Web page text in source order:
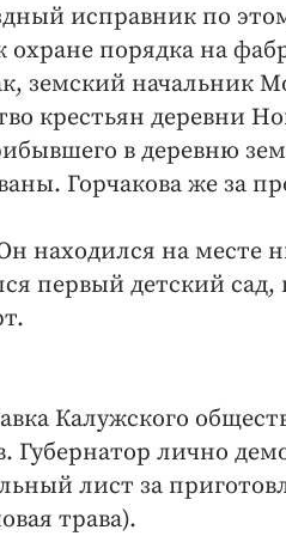
исправник по
порядка на
земский начальник
крестьян деревни
в деревню
Горчакова же за
находился на месте
первый детский сад,
Калужского
Губернатор лично
лист за
трава).